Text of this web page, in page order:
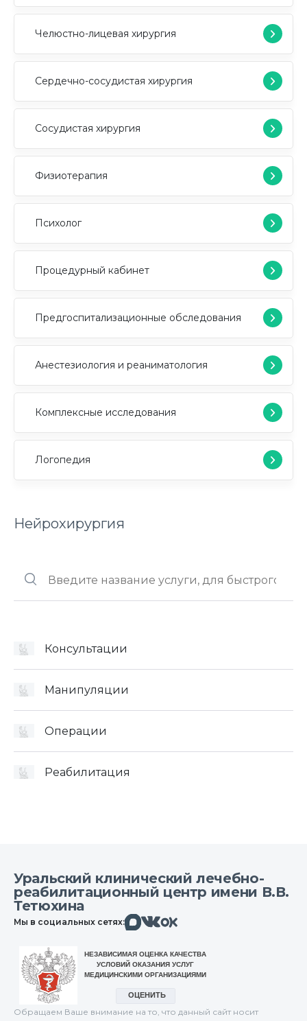
Челюстно-лицевая хирургия
Сердечно-сосудистая хирургия
Сосудистая хирургия
Физиотерапия
Психолог
Процедурный кабинет
Предгоспитализационные обследования
Анестезиология и реаниматология
Комплексные исследования
Логопедия
Нейрохирургия
Консультации
Манипуляции
Операции
Реабилитация
Уральский клинический лечебно-
реабилитационный центр имени В.В.
Тетюхина
Мы в социальных сетях:МаксВконтактеОдноклассники
Обращаем Ваше внимание на то, что данный сайт носит